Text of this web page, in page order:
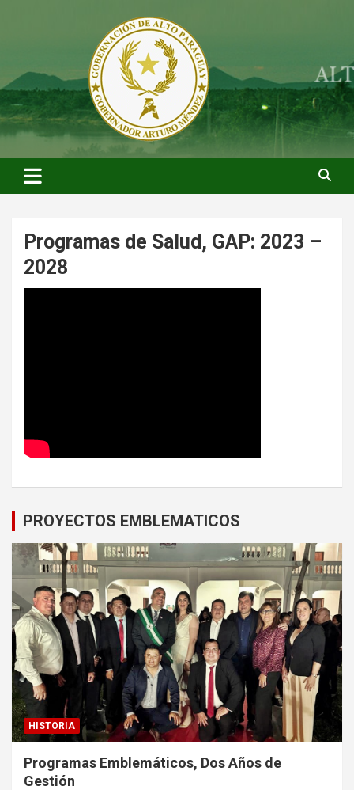
ARTUROMENDEZ.ORG
ARTURO MENDEZ GOBERNADOR 2023
Programas de Salud, GAP: 2023 –
2028
PROYECTOS EMBLEMATICOS
HISTORIA
Programas Emblemáticos, Dos Años de
Gestión